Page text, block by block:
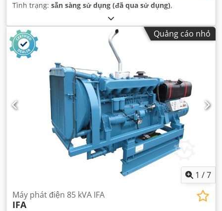
Tình trạng: sẵn sàng sử dụng (đã qua sử dụng),
Quảng cáo nhỏ
1 /7
Máy phát điện 85 kVA IFA
IFA